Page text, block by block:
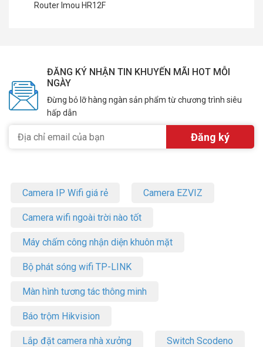
Router Imou HR12F
ĐĂNG KÝ NHẬN TIN KHUYẾN MÃI HOT MỖI
NGÀY
Đừng bỏ lỡ hàng ngàn sản phẩm từ chương trình siêu
hấp dẫn
Camera IP Wifi giá rẻ Camera EZVIZ
Camera wifi ngoài trời nào tốt
Máy chấm công nhận diện khuôn mặt
Bộ phát sóng wifi TP-LINK
Màn hình tương tác thông minh
Báo trộm Hikvision
Lắp đặt camera nhà xưởng Switch Scodeno